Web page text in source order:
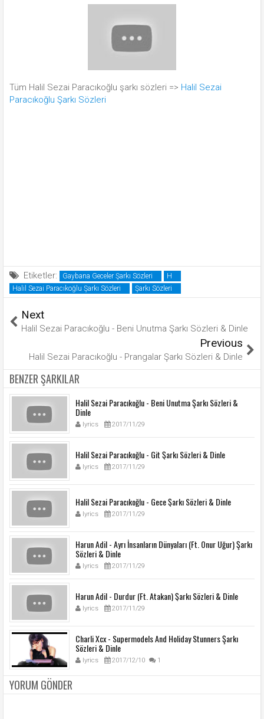
Tüm Halil Sezai Paracıkoğlu şarkı sözleri => Halil Sezai
Paracıkoğlu Şarkı Sözleri
Etiketler: Gaybana Geceler Şarkı Sözleri
H
Halil Sezai Paracıkoğlu Şarkı Sözleri
Şarkı Sözleri
Next
Halil Sezai Paracıkoğlu - Beni Unutma Şarkı Sözleri & Dinle
Previous
Halil Sezai Paracıkoğlu - Prangalar Şarkı Sözleri & Dinle
BENZER ŞARKILAR
Halil Sezai Paracıkoğlu - Beni Unutma Şarkı Sözleri &
Dinle
lyrics 2017/11/29
Halil Sezai Paracıkoğlu - Git Şarkı Sözleri & Dinle
lyrics 2017/11/29
Halil Sezai Paracıkoğlu - Gece Şarkı Sözleri & Dinle
lyrics 2017/11/29
Harun Adil - Ayrı İnsanların Dünyaları (Ft. Onur Uğur) Şarkı
Sözleri & Dinle
lyrics 2017/11/29
Harun Adil - Durdur (Ft. Atakan) Şarkı Sözleri & Dinle
lyrics 2017/11/29
Charli Xcx - Supermodels And Holiday Stunners Şarkı
Sözleri & Dinle
lyrics 2017/12/10 1
YORUM GÖNDER